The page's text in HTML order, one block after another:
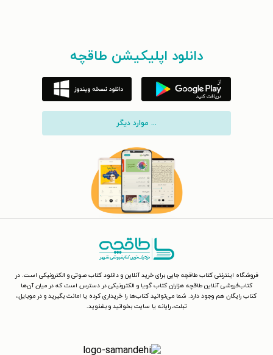
دانلود اپلیکیشن طاقچه
... موارد دیگر
فروشگاه اینترنتی کتاب طاقچه جایی برای خرید آنلاین و دانلود کتاب صوتی و الکترونیکی است. در
کتاب‌فروشی آنلاین طاقچه هزاران کتاب گویا و الکترونیکی در دسترس است که در میان آن‌ها
کتاب رایگان هم وجود دارد. شما می‌توانید کتاب‌ها را خریداری کرده یا امانت بگیرید و در موبایل،
تبلت، رایانه یا سایت بخوانید و بشنوید.